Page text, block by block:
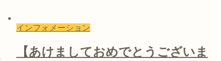
インフォメーション
【あけましておめでとうございま